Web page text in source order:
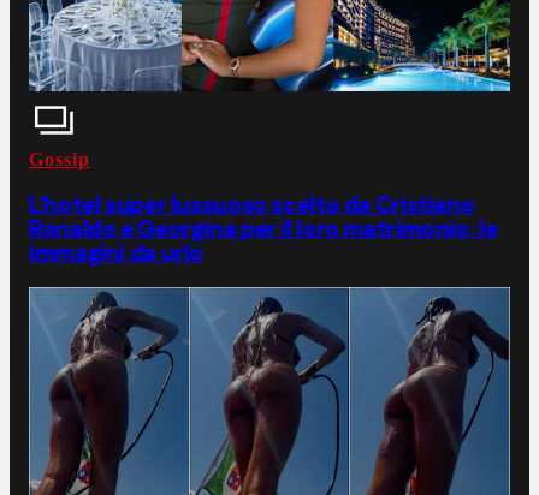
Gossip
L'hotel super lussuoso scelto da Cristiano
Ronaldo e Georgina per il loro matrimonio: le
immagini da urlo